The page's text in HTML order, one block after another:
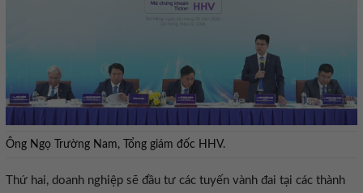
Ông Ngọ Trường Nam, Tổng giám đốc HHV.
Thứ hai, doanh nghiệp sẽ đầu tư các tuyến vành đai tại các thành